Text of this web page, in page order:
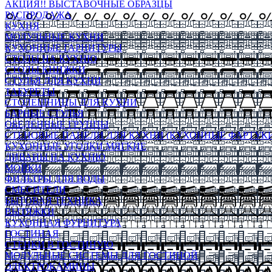
АКЦИЯ!! ВЫСТАВОЧНЫЕ ОБРАЗЦЫ
РАСПРОДАЖА
КУХНЯ
МОДУЛЬНЫЕ КУХНИ
КУХОННЫЕ ГАРНИТУРЫ
СТОЛЫ НА КУХНЮ
СТОЛЫ КНИЖКИ
СТУЛЬЯ ДЛЯ КУХНИ
ТАБУРЕТЫ
СТОЛЕШНИЦЫ ДЛЯ КУХНИ
БАРНЫЕ СТУЛЬЯ
ОБЕДЕННЫЕ ГРУППЫ
СТЕНОВЫЕ ПАНЕЛИ ДЛЯ КУХНИ (КУХОННЫЕ
КУХОННЫЕ УГОЛКИ МЯГКИЕ
ДИВАНЫ НА КУХНЮ
МОЙКИ
ФИЛЬТРЫ ДЛЯ ВОДЫ
СМЕСИТЕЛИ
БЫТОВАЯ ТЕХНИКА
ВЫТЯЖКИ
КУХОННАЯ ФУРНИТУРА
ГОСТИНАЯ
СТЕНКИ В ГОСТИНУЮ
МОДУЛЬНЫЕ СИСТЕМЫ ДЛЯ ГОСТИНОЙ
ЭЛЕКТРОКАМИНЫ